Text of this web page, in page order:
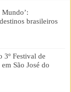
brasileiros
3º Festival de
São José do